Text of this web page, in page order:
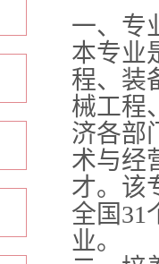
一、专
本专业
程、装
械工程
济各部
术与经
才。该
全国31
业。